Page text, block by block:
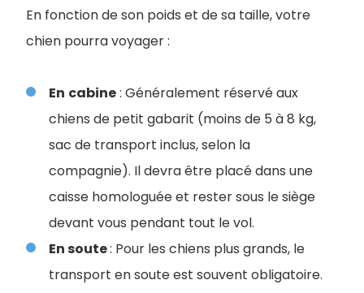
En fonction de son poids et de sa taille, votre
chien pourra voyager :
En cabine: Généralement réservé aux
chiens de petit gabarit (moins de 5 à 8 kg,
sac de transport inclus, selon la
compagnie). Il devra être placé dans une
caisse homologuée et rester sous le siège
devant vous pendant tout le vol.
En soute: Pour les chiens plus grands, le
transport en soute est souvent obligatoire.